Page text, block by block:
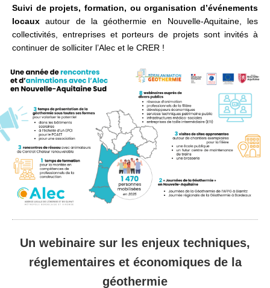
Suivi de projets, formation, ou organisation d’événements
locaux autour de la géothermie en Nouvelle-Aquitaine, les
collectivités, entreprises et porteurs de projets sont invités à
continuer de solliciter l’Alec et le CRER !
Un webinaire sur les enjeux techniques,
réglementaires et économiques de la
géothermie